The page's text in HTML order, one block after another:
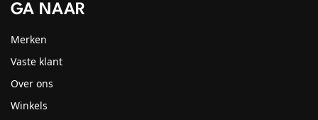
GA NAAR
Merken
Vaste klant
Over ons
Winkels